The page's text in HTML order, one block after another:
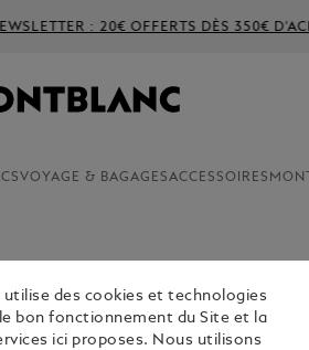
: 20€ OFFERTS DÈS 350€ D'ACHAT
VOYAGE & BAGAGESACCESSOIRES
PORTE-
CUIR
des cookies et technologies
bon fonctionnement du Site et la
ici proposes. Nous utilisons